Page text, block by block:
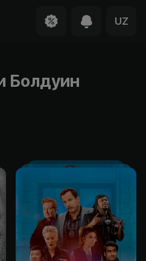
UZ
Болдуин